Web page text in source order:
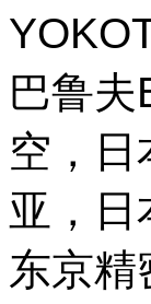
巴鲁
空，日
亚，日
东京精